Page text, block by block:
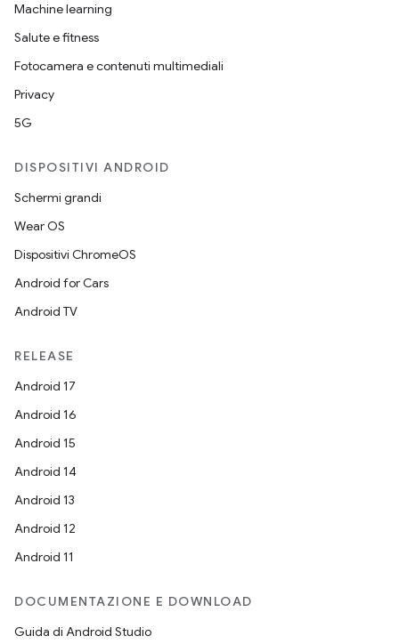
Machine learning
Salute e fitness
Fotocamera e contenuti multimediali
Privacy
5G
DISPOSITIVI ANDROID
Schermi grandi
Wear OS
Dispositivi ChromeOS
Android for Cars
Android TV
RELEASE
Android 17
Android 16
Android 15
Android 14
Android 13
Android 12
Android 11
DOCUMENTAZIONE E DOWNLOAD
Guida di Android Studio